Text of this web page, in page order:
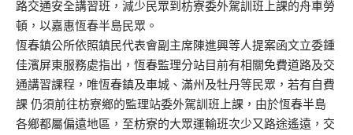
路交通安全講習班，減少民眾到枋寮委外駕訓班上課的舟車勞
頓，以嘉惠恆春半島民眾。
恆春鎮公所依照鎮民代表會副主席陳進興等人提案函文立委鍾
佳濱屏東服務處指出，恆春監理分站目前有相關免費道路及交
通講習課程，唯恆春鎮及車城、滿州及牡丹等民眾，若有自費
課 仍須前往枋寮鄉的監理站委外駕訓班上課，由於恆春半島
各鄉都屬偏遠地區，至枋寮的大眾運輸班次少又路途遙遠，交